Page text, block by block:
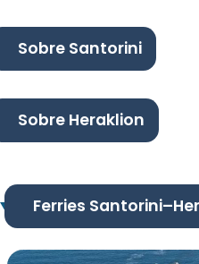
Sobre Santorini
Sobre Heraklion
Ferries